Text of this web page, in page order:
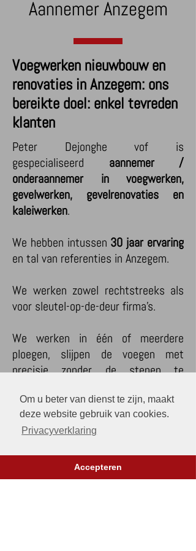
Om u beter van dienst te zijn, maakt
deze website gebruik van cookies.
Privacyverklaring
Accepteren
Aannemer Anzegem
Voegwerken nieuwbouw en
renovaties in Anzegem: ons
bereikte doel: enkel tevreden
klanten
Peter Dejonghe vof is
gespecialiseerd aannemer /
onderaannemer in voegwerken,
gevelwerken, gevelrenovaties en
kaleiwerken.
We hebben intussen 30 jaar ervaring
en tal van referenties in Anzegem.
We werken zowel rechtstreeks als
voor sleutel-op-de-deur firma's.
We werken in één of meerdere
ploegen, slijpen de voegen met
precisie zonder de stenen te
garantie.
Heropvoegen van gevels geeft uw
op esthetisch,
financieel, energetisch en